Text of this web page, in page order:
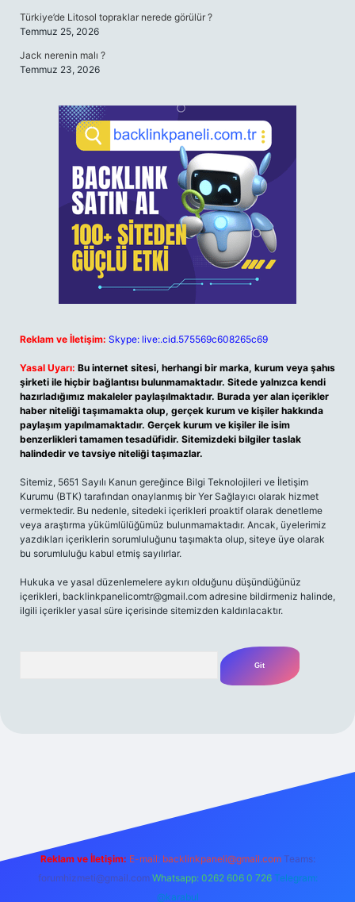
Türkiye’de Litosol topraklar nerede görülür ?
Temmuz 25, 2026
Jack nerenin malı ?
Temmuz 23, 2026
Reklam ve İletişim: Skype: live:.cid.575569c608265c69
Yasal Uyarı: Bu internet sitesi, herhangi bir marka, kurum veya şahıs
şirketi ile hiçbir bağlantısı bulunmamaktadır. Sitede yalnızca kendi
hazırladığımız makaleler paylaşılmaktadır. Burada yer alan içerikler
haber niteliği taşımamakta olup, gerçek kurum ve kişiler hakkında
paylaşım yapılmamaktadır. Gerçek kurum ve kişiler ile isim
benzerlikleri tamamen tesadüfidir. Sitemizdeki bilgiler taslak
halindedir ve tavsiye niteliği taşımazlar.
Sitemiz, 5651 Sayılı Kanun gereğince Bilgi Teknolojileri ve İletişim
Kurumu (BTK) tarafından onaylanmış bir Yer Sağlayıcı olarak hizmet
vermektedir. Bu nedenle, sitedeki içerikleri proaktif olarak denetleme
veya araştırma yükümlülüğümüz bulunmamaktadır. Ancak, üyelerimiz
yazdıkları içeriklerin sorumluluğunu taşımakta olup, siteye üye olarak
bu sorumluluğu kabul etmiş sayılırlar.
Hukuka ve yasal düzenlemelere aykırı olduğunu düşündüğünüz
içerikleri, backlinkpanelicomtr@gmail.com adresine bildirmeniz halinde,
ilgili içerikler yasal süre içerisinde sitemizden kaldırılacaktır.
m elexbet
Reklam ve İletişim: E-mail: backlinkpaneli@gmail.com Teams:
forumhizmeti@gmail.com Whatsapp: 0262 606 0 726 Telegram:
@karabul